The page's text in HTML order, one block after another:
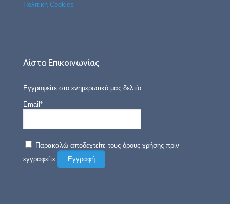
Πολιτική Cookies
Λίστα Επικοινωνίας
Εγγραφείτε στο ενημερωτικό μας δελτίο
Email*
Παρακαλώ αποδεχτείτε τους όρους χρήσης πριν
εγγραφείτε.